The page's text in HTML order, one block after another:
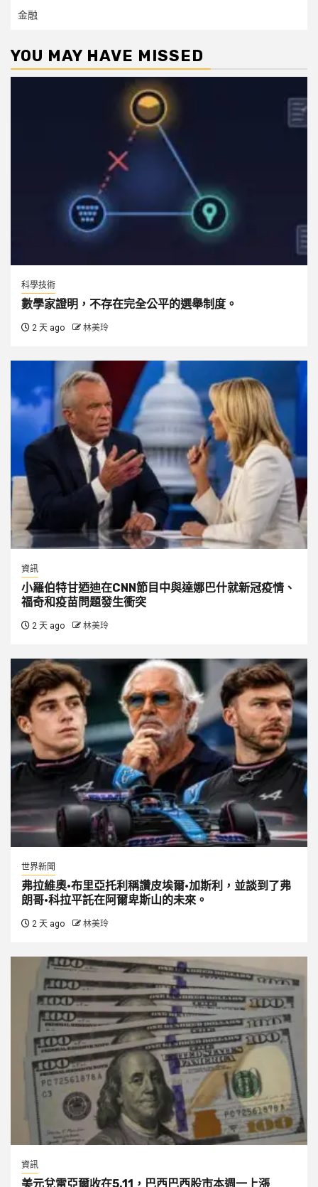
金融
YOU MAY HAVE MISSED
科學技術
數學家證明，不存在完全公平的選舉制度。
2 天 ago 林美玲
資訊
小羅伯特甘迺迪在CNN節目中與達娜巴什就新冠疫情、
福奇和疫苗問題發生衝突
2 天 ago 林美玲
世界新聞
弗拉維奧·布里亞托利稱讚皮埃爾·加斯利，並談到了弗
朗哥·科拉平託在阿爾卑斯山的未來。
2 天 ago 林美玲
資訊
美元兌雷亞爾收在5.11，巴西巴西股市本週一上漲